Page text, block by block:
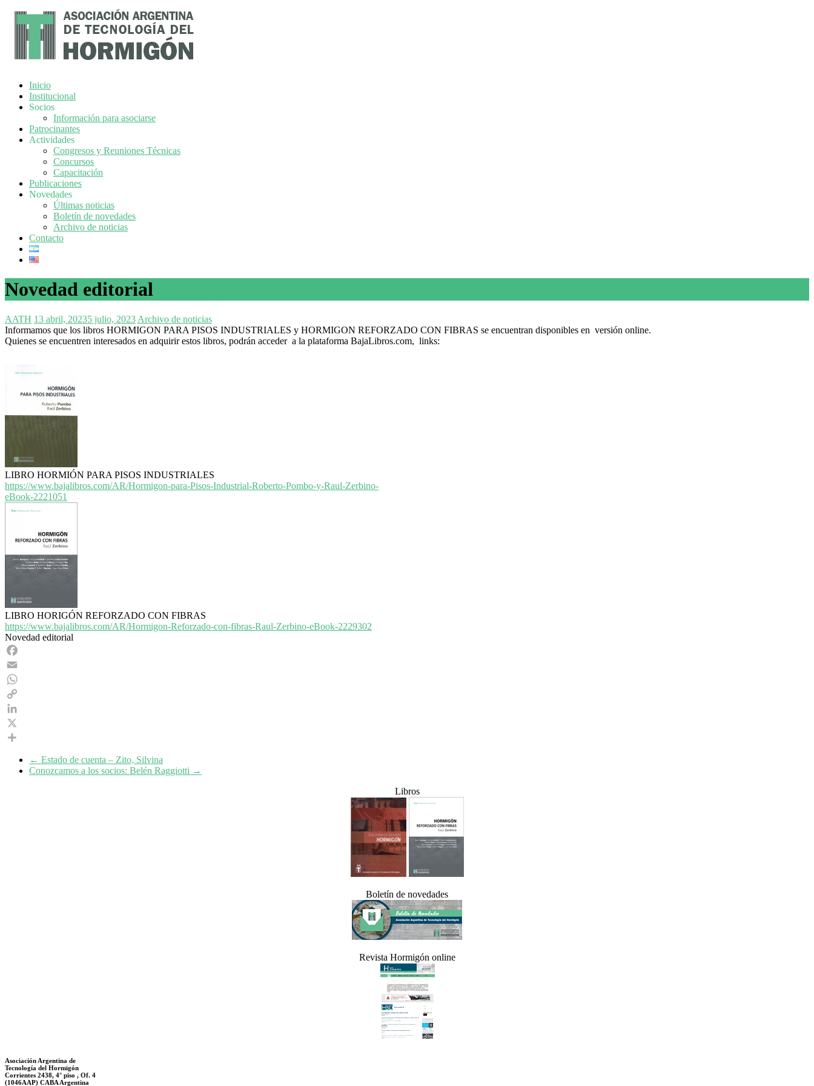
Inicio
Institucional
Socios
Información para asociarse
Patrocinantes
Actividades
Congresos y Reuniones Técnicas
Concursos
Capacitación
Publicaciones
Novedades
Últimas noticias
Boletín de novedades
Archivo de noticias
Contacto
Novedad editorial
AATH 13 abril, 20235 julio, 2023 Archivo de noticias
Informamos que los libros HORMIGON PARA PISOS INDUSTRIALES y HORMIGON REFORZADO CON FIBRAS se encuentran disponibles en versión online.
Quienes se encuentren interesados en adquirir estos libros, podrán acceder a la plataforma BajaLibros.com, links:
LIBRO HORMIÓN PARA PISOS INDUSTRIALES
https://www.bajalibros.com/AR/Hormigon-para-Pisos-Industrial-Roberto-Pombo-y-Raul-Zerbino-
eBook-2221051
LIBRO HORIGÓN REFORZADO CON FIBRAS
https://www.bajalibros.com/AR/Hormigon-Reforzado-con-fibras-Raul-Zerbino-eBook-2229302
Novedad editorial
Facebook
Email
WhatsApp
Copy
Link
LinkedIn
X
← Estado de cuenta – Zito, Silvina
Conozcamos a los socios: Belén Raggiotti →
Libros
Boletín de novedades
Revista Hormigón online
Asociación Argentina de
Tecnología del Hormigón
Corrientes 2438, 4° piso , Of. 4
(1046AAP) CABA Argentina